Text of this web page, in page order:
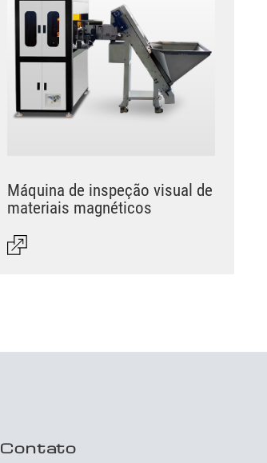
Máquina de inspeção visual de
materiais magnéticos
Contato